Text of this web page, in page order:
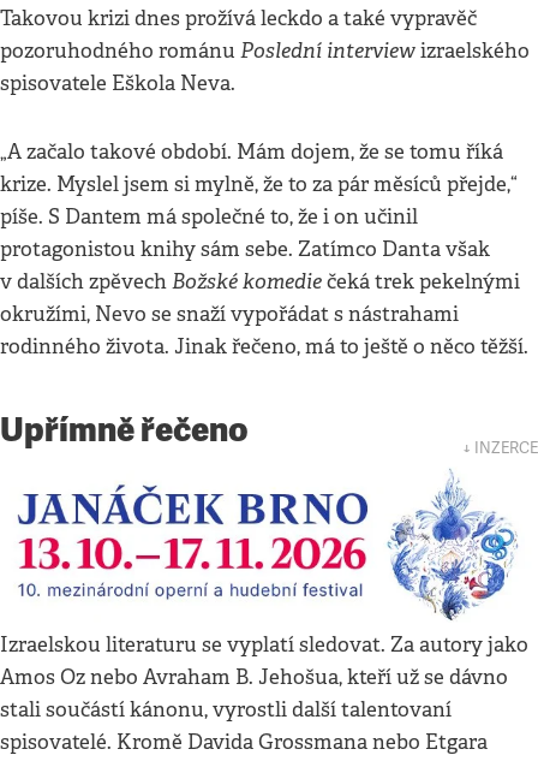
Takovou krizi dnes prožívá leckdo a také vypravěč
pozoruhodného románu Poslední interviewizraelského
spisovatele Eškola Neva.
„A začalo takové období. Mám dojem, že se tomu říká
krize. Myslel jsem si mylně, že to za pár měsíců přejde,“
píše. S Dantem má společné to, že i on učinil
protagonistou knihy sám sebe. Zatímco Danta však
v dalších zpěvechBožské komediečeká trek pekelnými
okružími, Nevo se snaží vypořádat s nástrahami
rodinného života. Jinak řečeno, má to ještě o něco těžší.
Upřímně řečeno ↓ INZERCE
Izraelskou literaturu se vyplatí sledovat. Za autory jako
Amos Oz nebo Avraham B. Jehošua, kteří už se dávno
stali součástí kánonu, vyrostli další talentovaní
spisovatelé. Kromě Davida Grossmana nebo Etgara